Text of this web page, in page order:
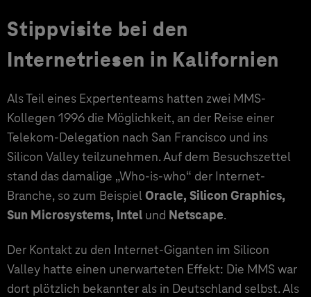
Stippvisite bei den
Internetriesen in Kalifornien
Als Teil eines Expertenteams hatten zwei MMS-
Kollegen 1996 die Möglichkeit, an der Reise einer
Telekom-Delegation nach San Francisco und ins
Silicon Valley teilzunehmen. Auf dem Besuchszettel
stand das damalige „Who-is-who“ der Internet-
Branche, so zum Beispiel Oracle, Silicon Graphics,
Sun Microsystems, Intel und Netscape.
Der Kontakt zu den Internet-Giganten im Silicon
Valley hatte einen unerwarteten Effekt: Die MMS war
dort plötzlich bekannter als in Deutschland selbst. Als